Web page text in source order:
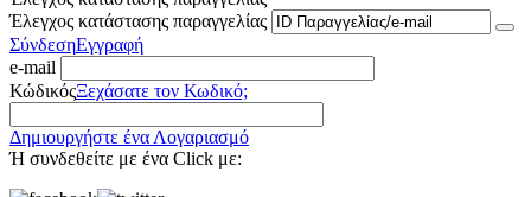
Έλεγχος κατάστασης παραγγελίας
ΣύνδεσηΕγγραφή
e-mail
ΚώδικόςΞεχάσατε τον Κωδικό;
Δημιουργήστε ένα Λογαριασμό
Ή συνδεθείτε με ένα Click με: